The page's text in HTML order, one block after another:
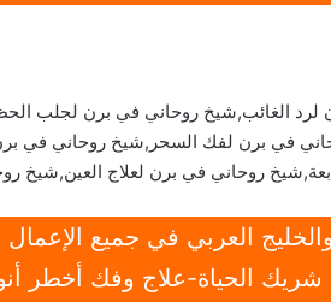
الغائب,شيخ روحاني في برن لجلب
في برن لفك السحر,شيخ روحاني في
روحاني في برن لعلاج العين,شيخ
العربي في جميع الإعمال
شريك الحياة-علاج وفك أخطر